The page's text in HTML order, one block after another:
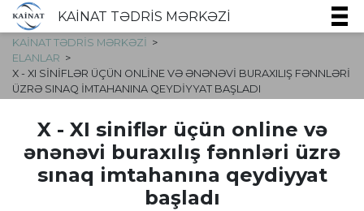
KAİNAT TƏDRİS MƏRKƏZİ
KAİNAT TƏDRİS MƏRKƏZİ
ELANLAR
X - XI SINIFLƏR ÜÇÜN ONLINE VƏ ƏNƏNƏVI BURAXILIŞ FƏNNLƏRI
ÜZRƏ SINAQ IMTAHANINA QEYDIYYAT BAŞLADI
X - XI siniflər üçün online və
ənənəvi buraxılış fənnləri üzrə
sınaq imtahanına qeydiyyat
başladı